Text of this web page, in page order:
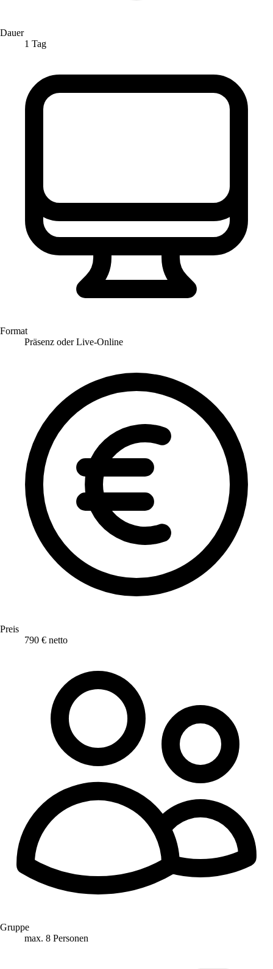
Dauer
1 Tag
Format
Präsenz oder Live-Online
Preis
790 € netto
Gruppe
max. 8 Personen